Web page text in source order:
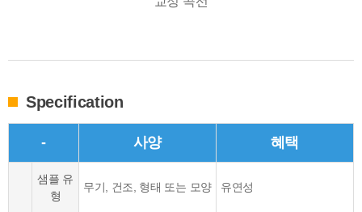
Specification
- 사양 혜택
샘플 유
형
무기, 건조, 형태 또는 모양 유연성